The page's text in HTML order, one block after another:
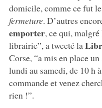
domicile, comme ce fut
fermeture. D’autres
emporter, ce qui, malgré
librairie”, a tweeté la
Corse, “a mis en place
lundi au samedi, de 10 h
commande et venez
rien !”.